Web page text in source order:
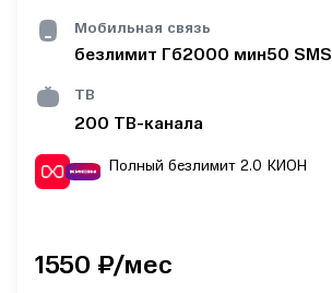
Мобильная связь
безлимит Гб2000 мин50 SMS
ТВ
200 ТВ-канала
Полный безлимит 2.0 КИОН
1550 ₽/мес